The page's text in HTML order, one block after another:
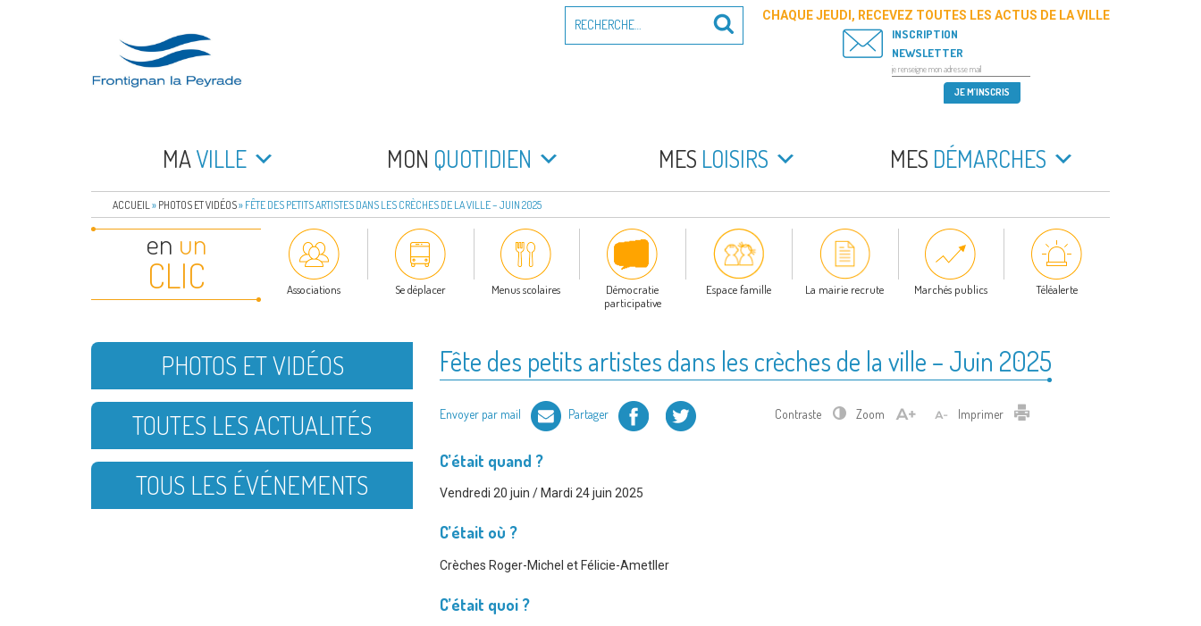
FRONTIGNAN LA PEYRADE
pour
Recherche
CHAQUE JEUDI, RECEVEZ TOUTES LES ACTUS DE LA VILLE
INSCRIPTION
NEWSLETTER
MAVILLE MON QUOTIDIEN MES LOISIRS MES DÉMARCHES
ACCUEIL » PHOTOS ET VIDÉOS» FÊTE DES PETITS ARTISTES DANS LES CRÈCHES DE LA VILLE – JUIN 2025
en un
CLIC Associations Se déplacer Menus scolaires
Démocratie
participative
Espace famille La mairie recrute Marchés publics Téléalerte
Fête des petits artistes dans les crèches de la ville – Juin 2025
Envoyer par mail Partager Facebook Twitter Contraste Zoom Imprimer Imprimer
C’était quand ?
Vendredi 20 juin / Mardi 24 juin 2025
C’était où ?
Crèches Roger-Michel et Félicie-Ametller
C’était quoi ?
PHOTOS ET VIDÉOS
TOUTES LES ACTUALITÉS
TOUS LES ÉVÉNEMENTS